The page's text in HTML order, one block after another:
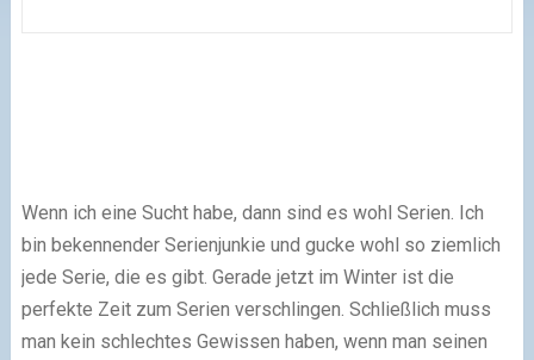
Wenn ich eine Sucht habe, dann sind es wohl Serien. Ich
bin bekennender Serienjunkie und gucke wohl so ziemlich
jede Serie, die es gibt. Gerade jetzt im Winter ist die
perfekte Zeit zum Serien verschlingen. Schließlich muss
man kein schlechtes Gewissen haben, wenn man seinen